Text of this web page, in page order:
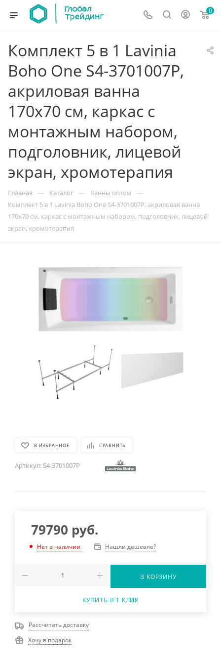
0
Комплект 5 в 1 Lavinia
Boho One S4-3701007P,
акриловая ванна
170x70 см, каркас с
монтажным набором,
подголовник, лицевой
экран, хромотерапия
Главная — Каталог — Ванны оптом —
Комплект 5 в 1 Lavinia Boho One S4-3701007P, акриловая ванна
170x70 см, каркас с монтажным набором, подголовник, лицевой
экран, хромотерапия
В ИЗБРАННОЕ СРАВНИТЬ
Артикул: S4-3701007P
79790 руб.
Нет в наличии Нашли дешевле?
В КОРЗИНУ
КУПИТЬ В 1 КЛИК
Рассчитать доставку
Хочу в подарок